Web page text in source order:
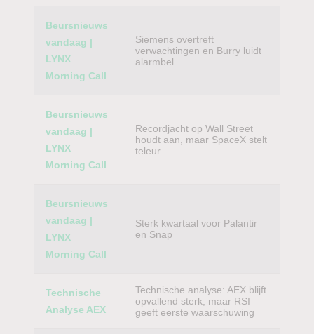
Category
Beursnieuws
vandaag |
LYNX
Morning Call
Siemens overtreft
verwachtingen en Burry luidt
alarmbel
Beursnieuws
vandaag |
LYNX
Morning Call
Recordjacht op Wall Street
houdt aan, maar SpaceX stelt
teleur
Beursnieuws
vandaag |
LYNX
Morning Call
Sterk kwartaal voor Palantir
en Snap
Technische
Analyse AEX
Technische analyse: AEX blijft
opvallend sterk, maar RSI
geeft eerste waarschuwing